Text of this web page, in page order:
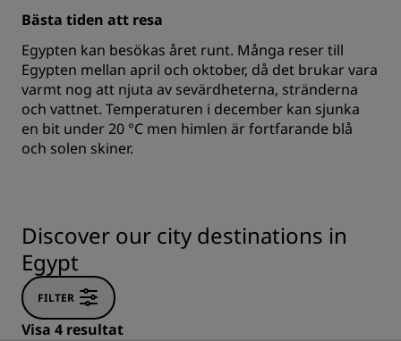
Bästa tiden att resa
Egypten kan besökas året runt. Många reser till
Egypten mellan april och oktober, då det brukar vara
varmt nog att njuta av sevärdheterna, stränderna
och vattnet. Temperaturen i december kan sjunka
en bit under 20 °C men himlen är fortfarande blå
och solen skiner.
Discover our city destinations in
Egypt
FILTER
Visa 4 resultat